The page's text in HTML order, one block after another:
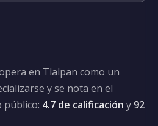
en Tlalpan como un
y se nota en el
público: 4.7 de calificación y 92